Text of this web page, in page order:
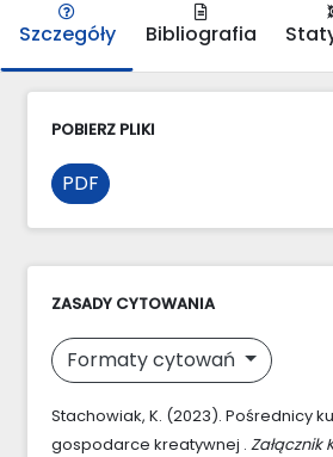
Szczegóły Bibliografia
POBIERZ PLIKI
PDF
ZASADY CYTOWANIA
Formaty cytowań
Stachowiak, K. (2023). Pośrednicy
gospodarce kreatywnej . Załącznik